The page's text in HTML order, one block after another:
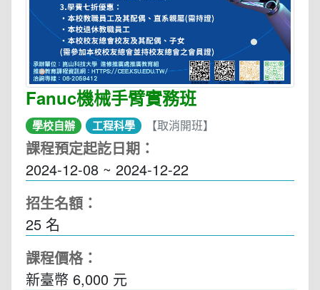
Fanuc機械手臂實務班
學校自辦 工程科學 【取消開班】
課程預定起訖日期：
2024-12-08 ~ 2024-12-22
招生名額：
25 名
課程價格：
新臺幣 6,000 元